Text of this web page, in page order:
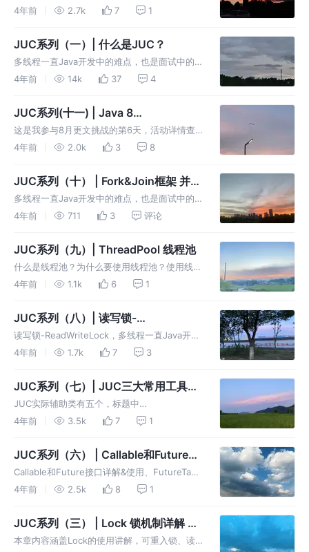
常客，趁着还有时间，打算巩固一下JUC方面知
的人的，希望我们都能加油！！ 沉下去，再浮
上来，我想我们会变的不一样！
4年前 2.7k 7 1
JUC系列（一）| 什么是JUC？
多线程一直Java开发中的难点，也是面试中的
常客，趁着还有时间，打算巩固一下JUC方面知
的人的，希望我们都能加油！！！ 沉下去，再
浮上来，我想我们会变的不一样
4年前 14k 37 4
JUC系列(十一) | Java 8
CompletableFuture 异步编程
这是我参与8月更文挑战的第6天，活动详情查
看：8月更文挑战 一、什么是
CompletableFuture用于异步编程
4年前 2.0k 3 8
JUC系列（十） | Fork&Join框架 并行
处理任务
多线程一直Java开发中的难点，也是面试中的
常客，趁着还有时间，打算巩固一下JUC方面知
的人的，希望我们都能加油！！！ 沉下去，再
浮上来，我想我们会变的不一样
4年前 711 3 评论
JUC系列（九）| ThreadPool 线程池
什么是线程池？为什么要使用线程池？使用线程
池有什么优势？线程池又分为哪几种？线程池的
4年前 1.1k 6 1
JUC系列（八）| 读写锁-
ReadWriteLock
读写锁-ReadWriteLock，多线程一直Java开发
中的难点，也是面试中的常客，趁着还有时间，
见，但始终都是留给有准备的人的，希望我们都
能加油！！！
4年前 1.7k 7 3
JUC系列（七）| JUC三大常用工具类
CountDownLatch、CyclicBarrier、
Semaphore
JUC实际辅助类有五个，标题中
CountDownLatch、CyclicBarrier、Semap最
Exchanger。稍后会做简单讲解。
4年前 3.5k 7 1
JUC系列（六） | Callable和Future接
口详解&使用、FutureTask应用 获取
异步线程返回值
Callable和Future接口详解&使用、FutureTask
应用 获取异步线程返回值,多线程一直Java开发
打算巩固一下JUC方面知识,一起来吧！！🚀
4年前 2.5k 8 1
JUC系列（三） | Lock 锁机制详解 代
码理论相结合
本章内容涵盖Lock的使用讲解，可重入锁、读